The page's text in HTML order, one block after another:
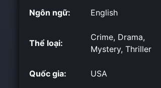
Ngôn ngữ: English
Thể loại:
Crime, Drama,
Mystery, Thriller
Quốc gia: USA